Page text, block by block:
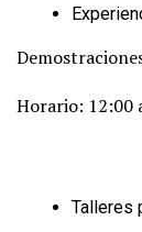
Horario: 12:00
Talleres